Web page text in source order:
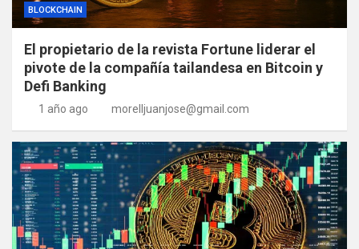
BLOCKCHAIN
El propietario de la revista Fortune liderar el
pivote de la compañía tailandesa en Bitcoin y
Defi Banking
1 año ago morelljuanjose@gmail.com